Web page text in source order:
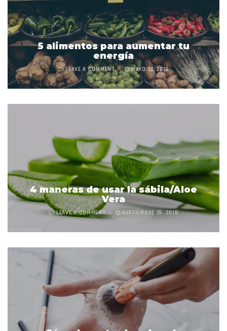
5 alimentos para aumentar tu
energía
LEAVE A COMMENT MAYO 22, 2018
4 maneras de usar la sábila/Aloe
Vera
LEAVE A COMMENT SEPTIEMBRE 26, 2018